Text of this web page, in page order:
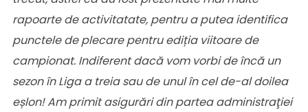
rapoarte de activitatate, pentru a putea identifica
punctele de plecare pentru ediția viitoare de
campionat. Indiferent dacă vom vorbi de încă un
sezon în Liga a treia sau de unul în cel de-al doilea
eșlon! Am primit asigurări din partea administraţiei